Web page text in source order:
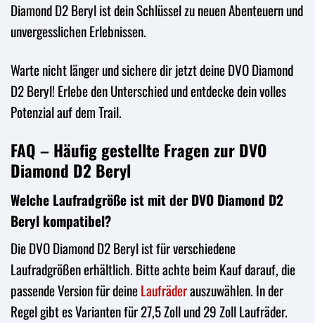
Diamond D2 Beryl ist dein Schlüssel zu neuen Abenteuern und
unvergesslichen Erlebnissen.
Warte nicht länger und sichere dir jetzt deine DVO Diamond
D2 Beryl! Erlebe den Unterschied und entdecke dein volles
Potenzial auf dem Trail.
FAQ – Häufig gestellte Fragen zur DVO
Diamond D2 Beryl
Welche Laufradgröße ist mit der DVO Diamond D2
Beryl kompatibel?
Die DVO Diamond D2 Beryl ist für verschiedene
Laufradgrößen erhältlich. Bitte achte beim Kauf darauf, die
passende Version für deineLaufräderauszuwählen. In der
Regel gibt es Varianten für 27,5 Zoll und 29 Zoll Laufräder.